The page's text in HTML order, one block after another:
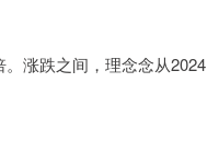
涨跌之间，理念念从2024